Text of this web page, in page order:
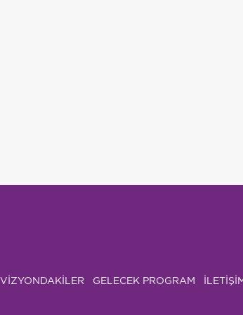
VIZYONDAKILER GELECEK PROGRAM